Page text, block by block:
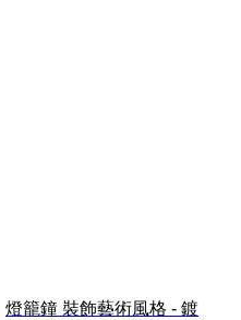
燈籠鐘 裝飾藝術風格 - 鍍